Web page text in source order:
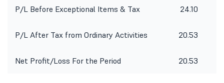
P/L Before Exceptional Items & Tax 24.10
P/L After Tax from Ordinary Activities 20.53
Net Profit/Loss For the Period 20.53